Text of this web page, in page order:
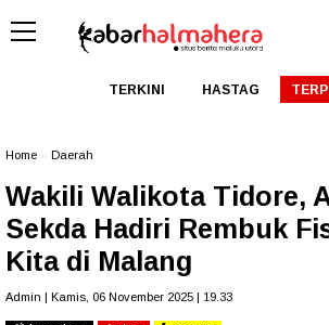
TERKINI HASTAG
Home Daerah
Wakili Walikota Tidore,
Sekda Hadiri Rembuk
Kita di Malang
Admin | Kamis, 06 November 2025 | 19.33